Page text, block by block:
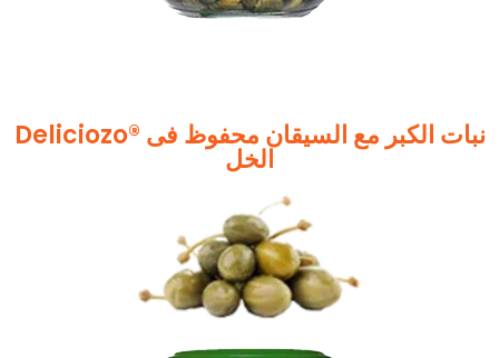
Deliciozo® نبات الکبر مع السیقان محفوظ فی
الخل